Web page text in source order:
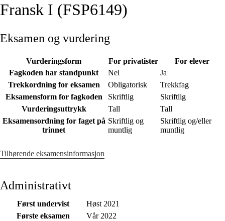
Fransk I (FSP6149)
Eksamen og vurdering
Vurderingsform For privatister
For elever
Fagkoden har standpunkt
Nei
Ja
Trekkordning for eksamen
Obligatorisk
Trekkfag
Eksamensform for fagkoden
Skriftlig
Skriftlig
Vurderingsuttrykk
Tall
Tall
Eksamensordning for faget på
trinnet
Skriftlig og
muntlig
Skriftlig og/eller
muntlig
Tilhørende eksamensinformasjon
Administrativt
Først undervist
Høst 2021
Første eksamen
Vår 2022